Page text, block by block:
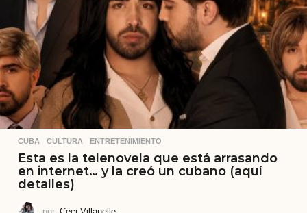
CUBA ,CULTURA ,ENTRETENIMIENTO
Esta es la telenovela que está arrasando
en internet… y la creó un cubano (aquí
detalles)